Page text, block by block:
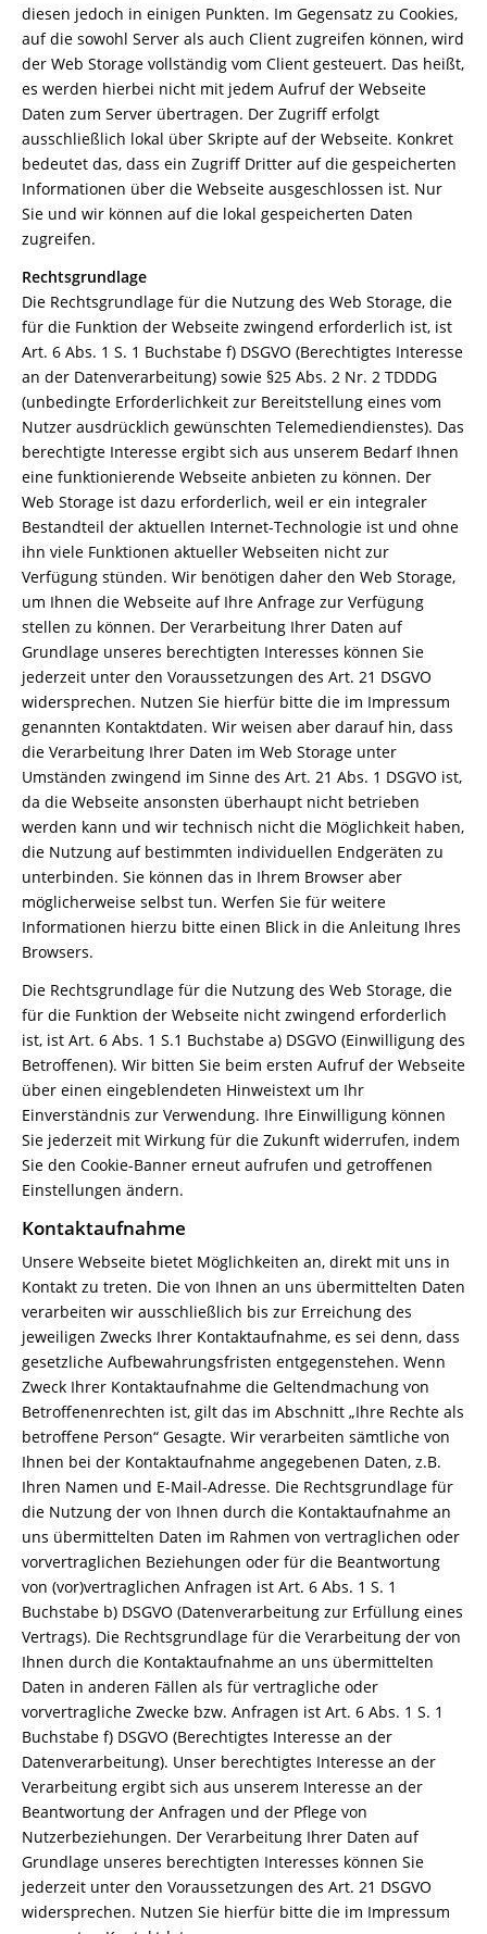
diesen jedoch in einigen Punkten. Im Gegensatz zu Cookies,
auf die sowohl Server als auch Client zugreifen können, wird
der Web Storage vollständig vom Client gesteuert. Das heißt,
es werden hierbei nicht mit jedem Aufruf der Webseite
Daten zum Server übertragen. Der Zugriff erfolgt
ausschließlich lokal über Skripte auf der Webseite. Konkret
bedeutet das, dass ein Zugriff Dritter auf die gespeicherten
Informationen über die Webseite ausgeschlossen ist. Nur
Sie und wir können auf die lokal gespeicherten Daten
zugreifen.
Rechtsgrundlage
Die Rechtsgrundlage für die Nutzung des Web Storage, die
für die Funktion der Webseite zwingend erforderlich ist, ist
Art. 6 Abs. 1 S. 1 Buchstabe f) DSGVO (Berechtigtes Interesse
an der Datenverarbeitung) sowie §25 Abs. 2 Nr. 2 TDDDG
(unbedingte Erforderlichkeit zur Bereitstellung eines vom
Nutzer ausdrücklich gewünschten Telemediendienstes). Das
berechtigte Interesse ergibt sich aus unserem Bedarf Ihnen
eine funktionierende Webseite anbieten zu können. Der
Web Storage ist dazu erforderlich, weil er ein integraler
Bestandteil der aktuellen Internet-Technologie ist und ohne
ihn viele Funktionen aktueller Webseiten nicht zur
Verfügung stünden. Wir benötigen daher den Web Storage,
um Ihnen die Webseite auf Ihre Anfrage zur Verfügung
stellen zu können. Der Verarbeitung Ihrer Daten auf
Grundlage unseres berechtigten Interesses können Sie
jederzeit unter den Voraussetzungen des Art. 21 DSGVO
widersprechen. Nutzen Sie hierfür bitte die im Impressum
genannten Kontaktdaten. Wir weisen aber darauf hin, dass
die Verarbeitung Ihrer Daten im Web Storage unter
Umständen zwingend im Sinne des Art. 21 Abs. 1 DSGVO ist,
da die Webseite ansonsten überhaupt nicht betrieben
werden kann und wir technisch nicht die Möglichkeit haben,
die Nutzung auf bestimmten individuellen Endgeräten zu
unterbinden. Sie können das in Ihrem Browser aber
möglicherweise selbst tun. Werfen Sie für weitere
Informationen hierzu bitte einen Blick in die Anleitung Ihres
Browsers.
Die Rechtsgrundlage für die Nutzung des Web Storage, die
für die Funktion der Webseite nicht zwingend erforderlich
ist, ist Art. 6 Abs. 1 S.1 Buchstabe a) DSGVO (Einwilligung des
Betroffenen). Wir bitten Sie beim ersten Aufruf der Webseite
über einen eingeblendeten Hinweistext um Ihr
Einverständnis zur Verwendung. Ihre Einwilligung können
Sie jederzeit mit Wirkung für die Zukunft widerrufen, indem
Sie den Cookie-Banner erneut aufrufen und getroffenen
Einstellungen ändern.
Kontaktaufnahme
Unsere Webseite bietet Möglichkeiten an, direkt mit uns in
Kontakt zu treten. Die von Ihnen an uns übermittelten Daten
verarbeiten wir ausschließlich bis zur Erreichung des
jeweiligen Zwecks Ihrer Kontaktaufnahme, es sei denn, dass
gesetzliche Aufbewahrungsfristen entgegenstehen. Wenn
Zweck Ihrer Kontaktaufnahme die Geltendmachung von
Betroffenenrechten ist, gilt das im Abschnitt „Ihre Rechte als
betroffene Person“ Gesagte. Wir verarbeiten sämtliche von
Ihnen bei der Kontaktaufnahme angegebenen Daten, z.B.
Ihren Namen und E-Mail-Adresse. Die Rechtsgrundlage für
die Nutzung der von Ihnen durch die Kontaktaufnahme an
uns übermittelten Daten im Rahmen von vertraglichen oder
vorvertraglichen Beziehungen oder für die Beantwortung
von (vor)vertraglichen Anfragen ist Art. 6 Abs. 1 S. 1
Buchstabe b) DSGVO (Datenverarbeitung zur Erfüllung eines
Vertrags). Die Rechtsgrundlage für die Verarbeitung der von
Ihnen durch die Kontaktaufnahme an uns übermittelten
Daten in anderen Fällen als für vertragliche oder
vorvertragliche Zwecke bzw. Anfragen ist Art. 6 Abs. 1 S. 1
Buchstabe f) DSGVO (Berechtigtes Interesse an der
Datenverarbeitung). Unser berechtigtes Interesse an der
Verarbeitung ergibt sich aus unserem Interesse an der
Beantwortung der Anfragen und der Pflege von
Nutzerbeziehungen. Der Verarbeitung Ihrer Daten auf
Grundlage unseres berechtigten Interesses können Sie
jederzeit unter den Voraussetzungen des Art. 21 DSGVO
widersprechen. Nutzen Sie hierfür bitte die im Impressum